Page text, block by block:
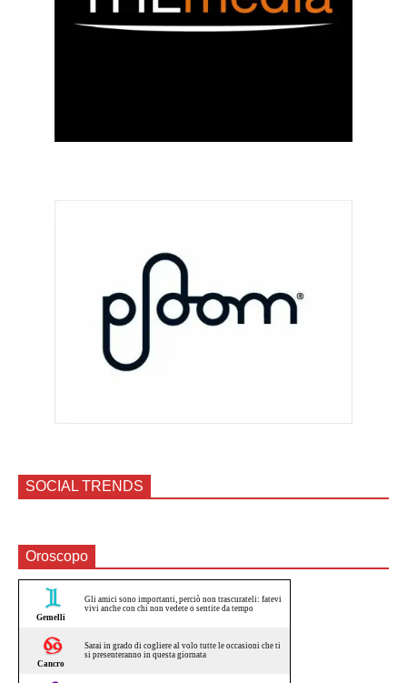
SOCIAL TRENDS
Oroscopo